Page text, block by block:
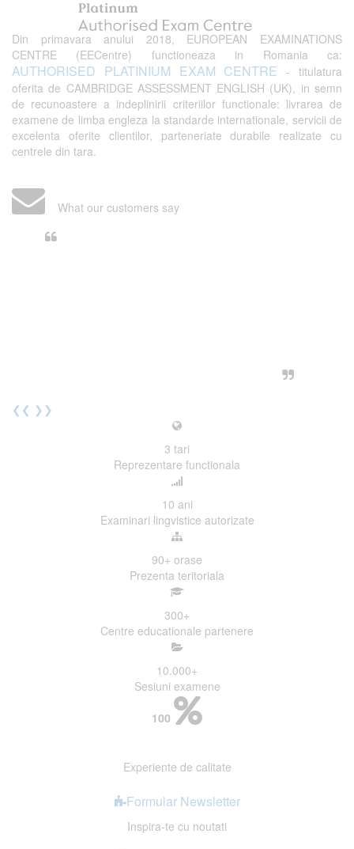
Din primavara anului 2018, EUROPEAN EXAMINATIONS
CENTRE (EECentre) functioneaza in Romania ca:
AUTHORISED PLATINIUM EXAM CENTRE - titulatura
oferita de CAMBRIDGE ASSESSMENT ENGLISH (UK), in semn
de recunoastere a indeplinirii criteriilor functionale: livrarea de
examene de limba engleza la standarde internationale, servicii de
excelenta oferite clientilor, parteneriate durabile realizate cu
centrele din tara.
What our customers say
❮❮ ❯❯
3 tari
Reprezentare functionala
10 ani
Examinari lingvistice autorizate
90+ orase
Prezenta teritoriala
300+
Centre educationale partenere
10.000+
Sesiuni examene
100
Experiente de calitate
Formular Newsletter
Inspira-te cu noutati